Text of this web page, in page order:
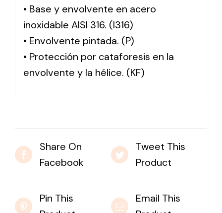
• Base y envolvente en acero
inoxidable AISI 316. (I316)
• Envolvente pintada. (P)
• Protección por cataforesis en la
envolvente y la hélice. (KF)
Share On
Facebook
Tweet This
Product
Pin This
Email This